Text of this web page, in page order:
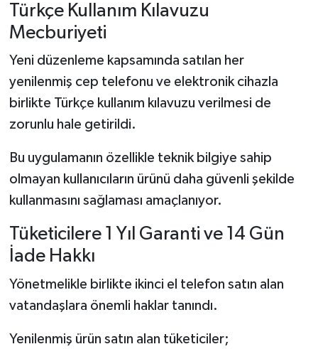
Türkçe Kullanım Kılavuzu
Mecburiyeti
Yeni düzenleme kapsamında satılan her
yenilenmiş cep telefonu ve elektronik cihazla
birlikte Türkçe kullanım kılavuzu verilmesi de
zorunlu hale getirildi.
Bu uygulamanın özellikle teknik bilgiye sahip
olmayan kullanıcıların ürünü daha güvenli şekilde
kullanmasını sağlaması amaçlanıyor.
Tüketicilere 1 Yıl Garanti ve 14 Gün
İade Hakkı
Yönetmelikle birlikte ikinci el telefon satın alan
vatandaşlara önemli haklar tanındı.
Yenilenmiş ürün satın alan tüketiciler;